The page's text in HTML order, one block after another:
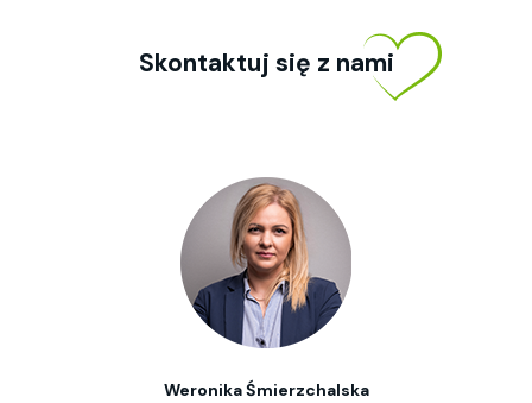
Skontaktuj się z nami
Weronika Śmierzchalska